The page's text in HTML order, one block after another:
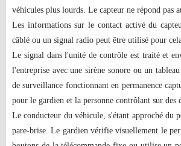
véhicules plus lourds. Le capteur ne répond pas
Les informations sur le contact activé du
câblé ou un signal radio peut être utilisé pour
Le signal dans l'unité de contrôle est traité et
l'entreprise avec une sirène sonore ou un
de surveillance fonctionnant en permanence
pour le gardien et la personne contrôlant sur des
Le conducteur du véhicule, s'étant approché du
pare-brise. Le gardien vérifie visuellement le